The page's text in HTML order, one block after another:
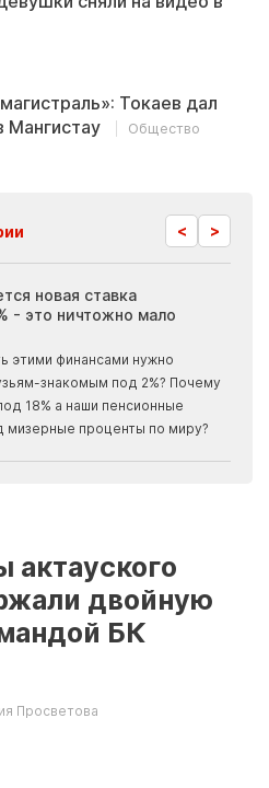
Токаев дал
Мангистау
Общество
< >
новая ставка
- это ничтожно мало
этими финансами нужно
знакомым под 2%? Почему
18% а наши пенсионные
мизерные проценты по миру?
актауского
двойную
БК
Просветова